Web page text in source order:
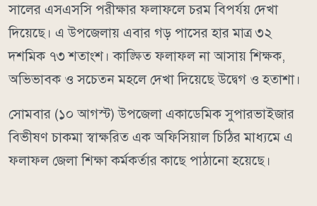
সালের এসএসসি পরীক্ষার ফলাফলে চরম বিপর্যয় দেখা
দিয়েছে। এ উপজেলায় এবার গড় পাসের হার মাত্র ৩২
দশমিক ৭৩ শতাংশ। কাঙ্ক্ষিত ফলাফল না আসায় শিক্ষক,
অভিভাবক ও সচেতন মহলে দেখা দিয়েছে উদ্বেগ ও হতাশা।
সোমবার (১০ আগস্ট) উপজেলা একাডেমিক সুপারভাইজার
বিভীষণ চাকমা স্বাক্ষরিত এক অফিসিয়াল চিঠির মাধ্যমে এ
ফলাফল জেলা শিক্ষা কর্মকর্তার কাছে পাঠানো হয়েছে।